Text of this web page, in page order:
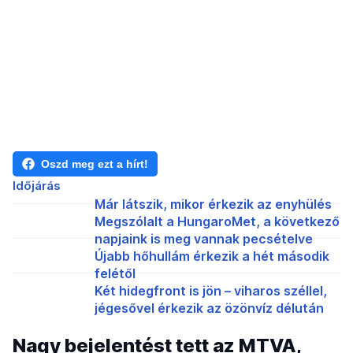
Oszd meg ezt a hírt!
Időjárás
Már látszik, mikor érkezik az enyhülés
Megszólalt a HungaroMet, a következő
napjaink is meg vannak pecsételve
Újabb hőhullám érkezik a hét második
felétől
Két hidegfront is jön – viharos széllel,
jégesővel érkezik az özönvíz délután
Nagy bejelentést tett az MTVA,